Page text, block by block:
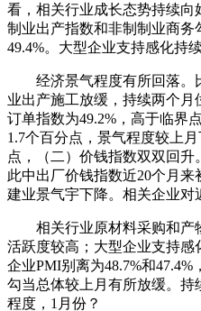
看，相关行业成长态势持续向
制业出产指数和非制制业商务
49.4%。大型企业支持感化持
经济景气程度有所回落。
业出产施工放缓，持续两个月
订单指数为49.2%，高于临界
1.7个百分点，景气程度较上
点，（二）价钱指数双双回升
此中出厂价钱指数近20个月
建业景气宇下降。相关企业对
相关行业原材料采购和产
活跃度较高；大型企业支持
企业PMI别离为48.7%和
勾当总体较上月有所放缓。持
程度，1月份？